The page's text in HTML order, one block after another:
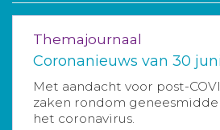
Themajournaal
Coronanieuws van 30
Met aandacht voor post-
zaken rondom
het coronavirus.